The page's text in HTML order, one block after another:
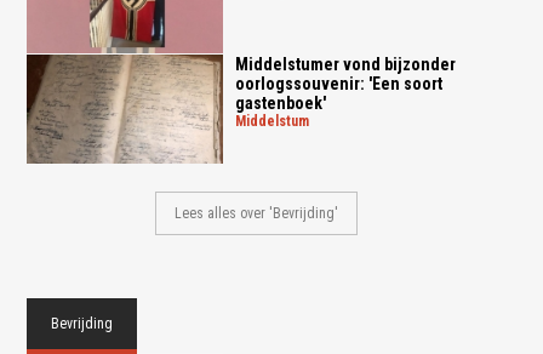
Middelstumer vond bijzonder
oorlogssouvenir: 'Een soort
gastenboek'
middelstum
Lees alles over 'Bevrijding'
Bevrijding